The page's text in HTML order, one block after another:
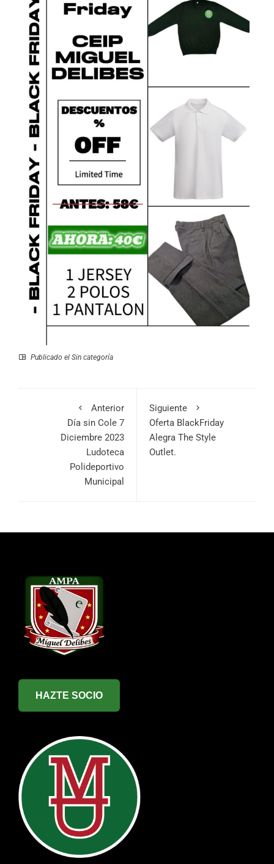
Publicado el Sin categoría
Anterior
Día sin Cole 7
Diciembre 2023
Ludoteca
Polideportivo
Municipal
Siguiente
Oferta BlackFriday
Alegra The Style
Outlet.
HAZTE SOCIO